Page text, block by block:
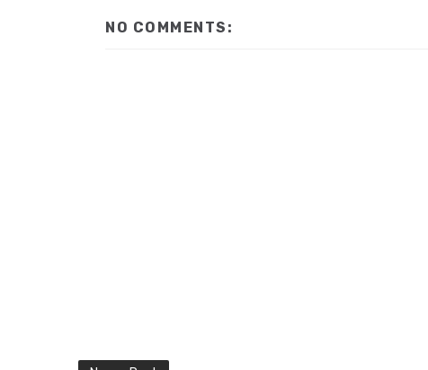
NO COMMENTS: